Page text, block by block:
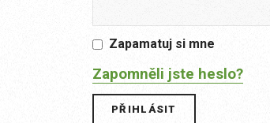
Zapamatuj si mne
Zapomněli jste heslo?